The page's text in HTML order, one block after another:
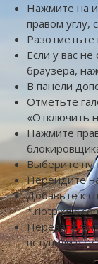
Нажмите на
правом углу,
Разотметьте
Если у вас
браузера,
В панели
Отметьте
«Отключить
Нажмите
Выберите
Перейдите
Добавьте к
вступили в